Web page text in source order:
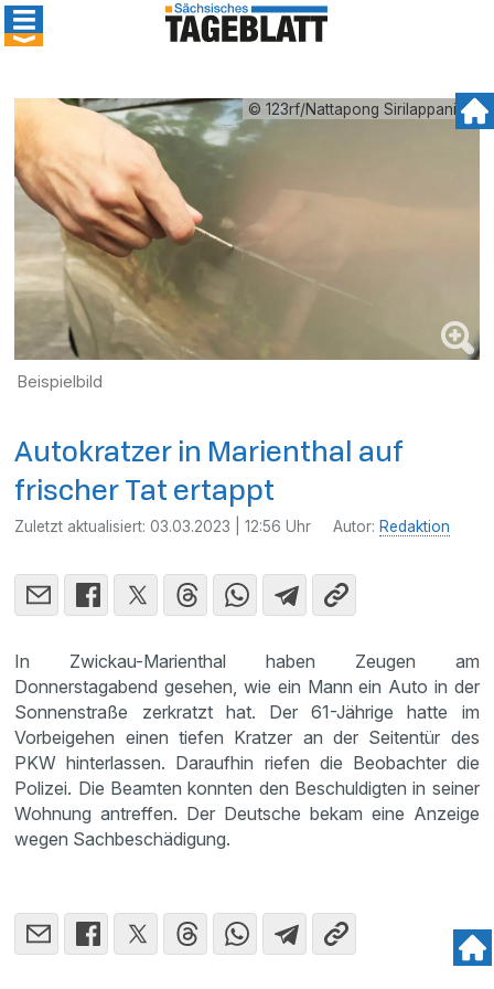
© 123rf/Nattapong Sirilappanich
Beispielbild
Autokratzer in Marienthal auf
frischer Tat ertappt
Zuletzt aktualisiert:03.03.2023 | 12:56 Uhr Autor: Redaktion
In Zwickau-Marienthal haben Zeugen am
Donnerstagabend gesehen, wie ein Mann ein Auto in der
Sonnenstraße zerkratzt hat. Der 61-Jährige hatte im
Vorbeigehen einen tiefen Kratzer an der Seitentür des
PKW hinterlassen. Daraufhin riefen die Beobachter die
Polizei. Die Beamten konnten den Beschuldigten in seiner
Wohnung antreffen. Der Deutsche bekam eine Anzeige
wegen Sachbeschädigung.